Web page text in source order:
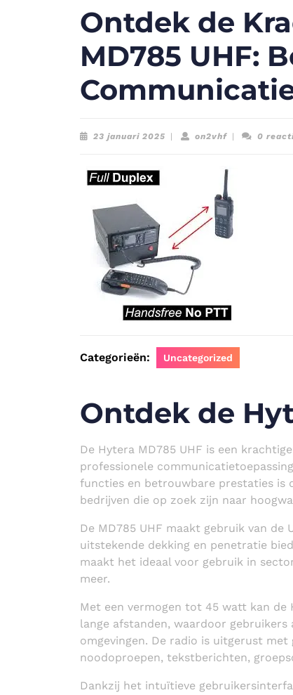
Ontdek de
MD785 UHF:
23 januari 2025 23
on2vhfon2vhf0
Categorieën: Uncategorized
Ontdek de
De Hytera MD785 UHF is een
professionele
functies en betrouwbare prestaties is
bedrijven die op zoek zijn naar
De MD785 UHF maakt gebruik van
uitstekende dekking en penetratie
maakt het ideaal voor gebruik in
meer.
Met een vermogen tot 45 watt kan de
lange afstanden, waardoor
omgevingen. De radio is uitgerust
noodoproepen, tekstberichten,
Dankzij het intuïtieve